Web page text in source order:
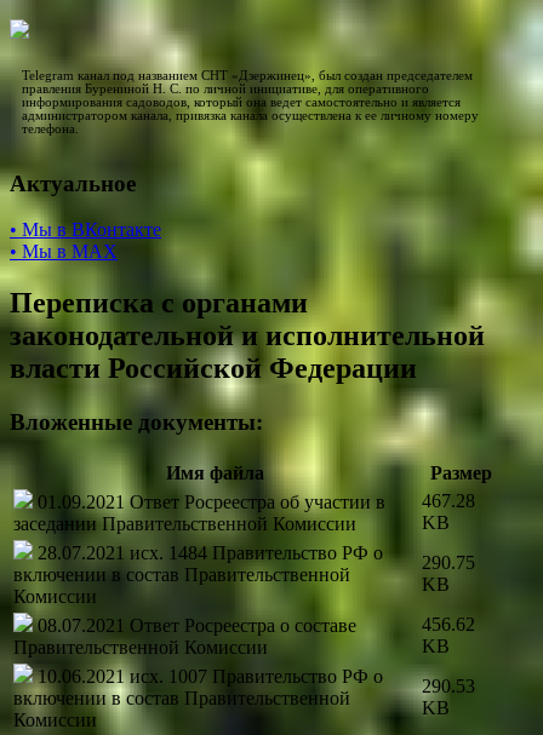
Telegram канал под названием СНТ «Дзержинец», был создан председателем
правления Бурениной Н. С. по личной инициативе, для оперативного
информирования садоводов, который она ведет самостоятельно и является
администратором канала, привязка канала осуществлена к ее личному номеру
телефона.
Актуальное
• Мы в ВКонтакте
• Мы в МАХ
Переписка с органами
законодательной и исполнительной
власти Российской Федерации
Вложенные документы:
Имя файла
Размер
01.09.2021 Ответ Росреестра об участии в
заседании Правительственной Комиссии
467.28
KB
28.07.2021 исх. 1484 Правительство РФ о
включении в состав Правительственной
Комиссии
290.75
KB
08.07.2021 Ответ Росреестра о составе
Правительственной Комиссии
456.62
KB
10.06.2021 исх. 1007 Правительство РФ о
включении в состав Правительственной
Комиссии
290.53
KB